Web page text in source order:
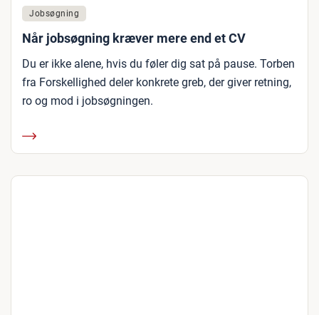
Jobsøgning
Når jobsøgning kræver mere end et CV
Du er ikke alene, hvis du føler dig sat på pause. Torben
fra Forskellighed deler konkrete greb, der giver retning,
ro og mod i jobsøgningen.